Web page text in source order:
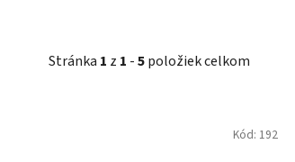
Stránka 1 z 1 -5položiek celkom
Kód: 192